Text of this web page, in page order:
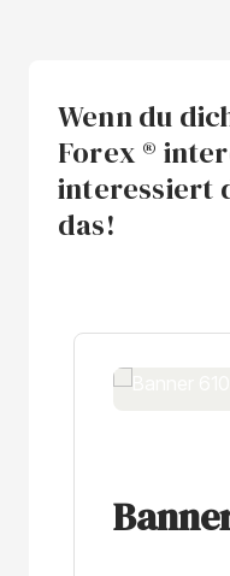
Wenn du
Forex ®
interessiert
das!